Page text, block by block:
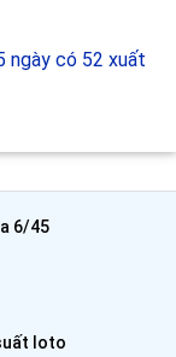
ngày có 52 xuất
6/45
loto